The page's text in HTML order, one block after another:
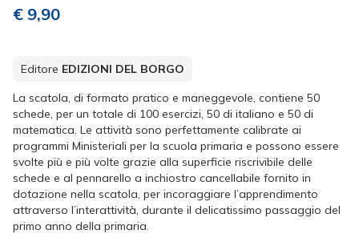
€ 9,90
Editore EDIZIONI DEL BORGO
La scatola, di formato pratico e maneggevole, contiene 50
schede, per un totale di 100 esercizi, 50 di italiano e 50 di
matematica. Le attività sono perfettamente calibrate ai
programmi Ministeriali per la scuola primaria e possono essere
svolte più e più volte grazie alla superficie riscrivibile delle
schede e al pennarello a inchiostro cancellabile fornito in
dotazione nella scatola, per incoraggiare l’apprendimento
attraverso l’interattività, durante il delicatissimo passaggio del
primo anno della primaria.